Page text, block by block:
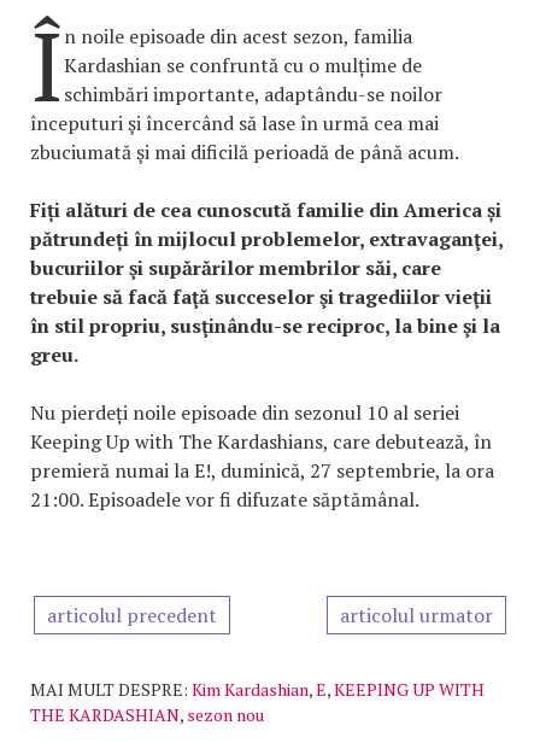
În noile episoade din acest sezon, familia
Kardashian se confruntă cu o mulțime de
schimbări importante, adaptându-se noilor
începuturi şi încercând să lase în urmă cea mai
zbuciumată şi mai dificilă perioadă de până acum.
Fiți alături de cea cunoscută familie din America și
pătrundeți în mijlocul problemelor, extravaganţei,
bucuriilor şi supărărilor membrilor săi, care
trebuie să facă faţă succeselor şi tragediilor vieţii
în stil propriu, susţinându-se reciproc, la bine şi la
greu.
Nu pierdeți noile episoade din sezonul 10 al seriei
Keeping Up with The Kardashians, care debutează, în
premieră numai la E!, duminică, 27 septembrie, la ora
21:00. Episoadele vor fi difuzate săptămânal.
articolul precedent articolul urmator
MAI MULT DESPRE: Kim Kardashian,E,KEEPING UP WITH
THE KARDASHIAN, sezon nou